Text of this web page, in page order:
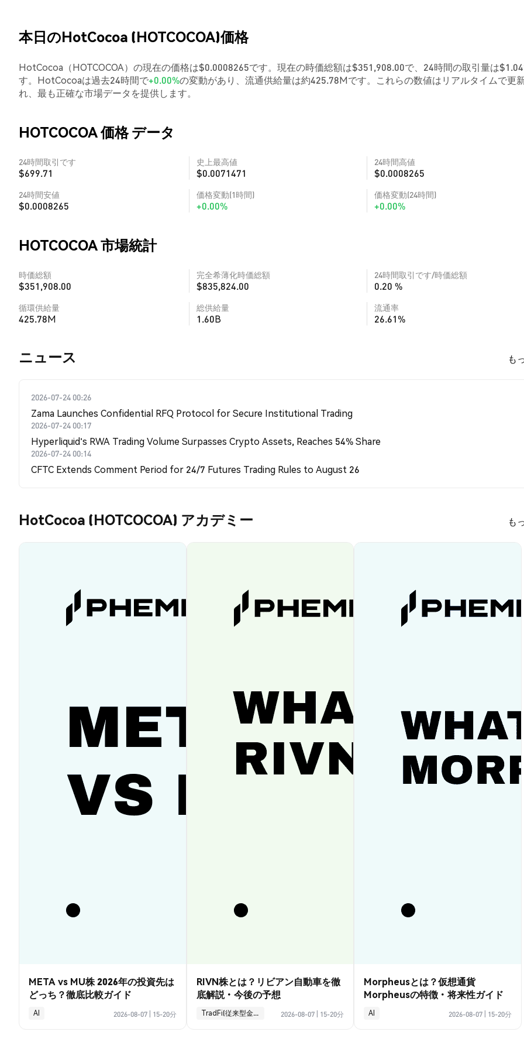
本日のHotCocoa (HOTCOCOA)価格
HotCocoa（HOTCOCOA）の現在の価格は$0.0008265です。現在の時価総額は$351,908.00で、24時間の取引量は
す。HotCocoaは過去24時間で+0.00%の変動があり、流通供給量は約425.78Mです。これらの数値はリアルタイムで更
れ、最も正確な市場データを提供します。
HOTCOCOA 価格 データ
24時間取引です
$699.71
史上最高値
$0.0071471
24時間高値
$0.0008265
24時間安値
$0.0008265
価格変動(1時間)
+0.00%
価格変動(24時間)
+0.00%
HOTCOCOA 市場統計
時価総額
$351,908.00
完全希薄化時価総額
$835,824.00
24時間取引です/時価総額
0.20 %
循環供給量
425.78M
総供給量
1.60B
流通率
26.61%
​​ニュース​​ も
2026-07-24 00:26
Zama Launches Confidential RFQ Protocol for Secure Institutional Trading
2026-07-24 00:17
Hyperliquid's RWA Trading Volume Surpasses Crypto Assets, Reaches 54% Share
2026-07-24 00:14
CFTC Extends Comment Period for 24/7 Futures Trading Rules to August 26
HotCocoa (HOTCOCOA) アカデミー も
META vs MU株 2026年の投資先は
どっち？徹底比較ガイド
AI 2026-08-07 15-20分
RIVN株とは？リビアン自動車を徹
底解説・今後の予想
TradFi(従来型金融) 2026-08-07 15-20分
Morpheusとは？仮想通貨
Morpheusの特徴・将来性ガイド
AI 2026-08-07 15-20分